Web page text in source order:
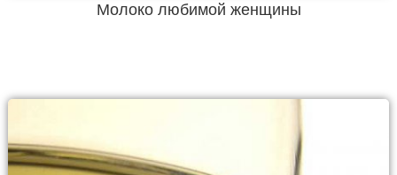
Молоко любимой женщины